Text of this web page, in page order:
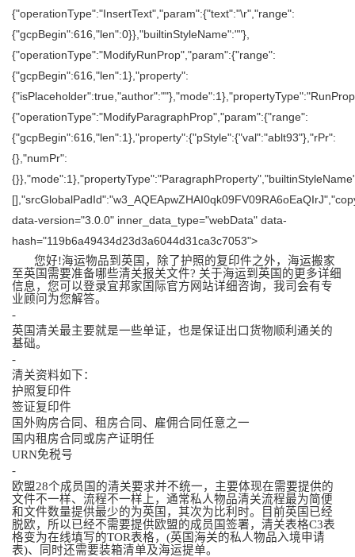
{"operationType":"InsertText","param":{"text":"\r","range":
{"gcpBegin":616,"len":0}},"builtinStyleName":""},
{"operationType":"ModifyRunProp","param":{"range":
{"gcpBegin":616,"len":1},"property":
{"operationType":"ModifyParagraphProp","param":{"range":
{"gcpBegin":616,"len":1},"property":{"pStyle":{"val":"ablt93"},"rPr":
{},"numPr":
data-version="3.0.0" inner_data_type="webData" data-
hash="119b6a49434d23d3a6044d31ca3c7053">
您好!海运物品到英国，除了护照的复印件之外，海运搬家
至英国需要准备哪些清关报关文件? 关于海运到英国的更多详细
信息，您可以登录宜邦家国际官方网站详细咨询，我司会有专
业顾问为您解答。
-
英国清关最主要就是一些单证，也是保证出口货物顺利通关的
基础。
-
清关资料如下：
护照复印件
签证复印件
国外购房合同、租房合同、雇佣合同任意之一
国内租房合同或房产证明任
URN免税号
-
欧盟28个成员国的清关要求并不统一，主要体现在需要提供的
文件不一样、流程不一样上，通常私人物品清关流程最为简便
和文件数量提供最少的为英国，其次为比利时。目前英国已经
脱欧，所以已经不需要提供欧盟的成员国签署，清关表格C3表
格变为在线填写的TOR表格，(英国海关的私人物品入境申请
表)、同时还需要装箱清单及海运提单。